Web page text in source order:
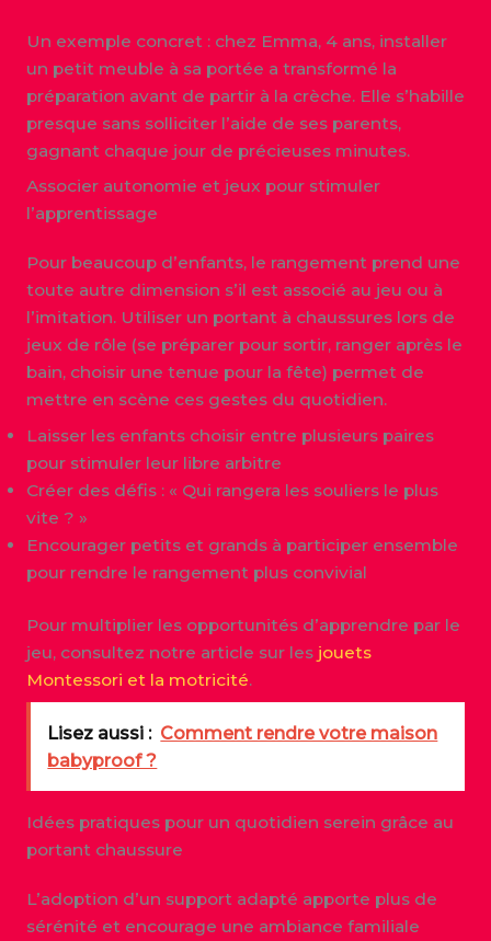
Un exemple concret : chez Emma, 4 ans, installer
un petit meuble à sa portée a transformé la
préparation avant de partir à la crèche. Elle s’habille
presque sans solliciter l’aide de ses parents,
gagnant chaque jour de précieuses minutes.
Associer autonomie et jeux pour stimuler
l’apprentissage
Pour beaucoup d’enfants, le rangement prend une
toute autre dimension s’il est associé au jeu ou à
l’imitation. Utiliser un portant à chaussures lors de
jeux de rôle (se préparer pour sortir, ranger après le
bain, choisir une tenue pour la fête) permet de
mettre en scène ces gestes du quotidien.
Laisser les enfants choisir entre plusieurs paires
pour stimuler leur libre arbitre
Créer des défis : « Qui rangera les souliers le plus
vite ? »
Encourager petits et grands à participer ensemble
pour rendre le rangement plus convivial
Pour multiplier les opportunités d’apprendre par le
jeu, consultez notre article sur les jouets
Montessori et la motricité.
Lisez aussi : Comment rendre votre maison
babyproof ?
Idées pratiques pour un quotidien serein grâce au
portant chaussure
L’adoption d’un support adapté apporte plus de
sérénité et encourage une ambiance familiale